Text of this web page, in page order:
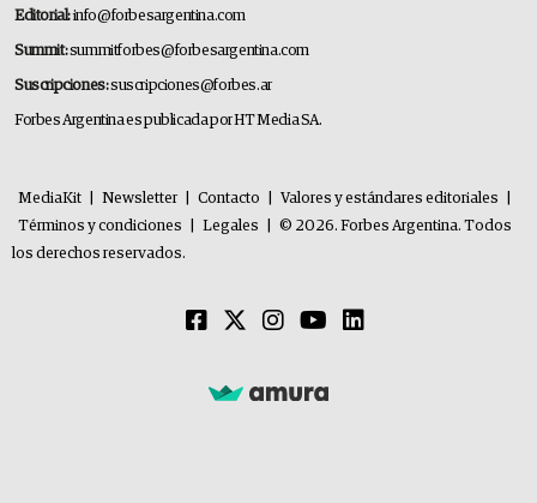
Editorial:info@forbesargentina.com
Summit:summitforbes@forbesargentina.com
Suscripciones:suscripciones@forbes.ar
Forbes Argentina es publicada por HT Media SA.
MediaKit Newsletter Contacto Valores y estándares editoriales
Términos y condiciones
Legales
© 2026. Forbes Argentina. Todos
los derechos reservados.